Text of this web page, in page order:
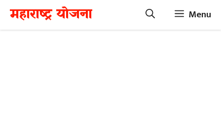
Skip
content
महाराष्ट्र योजना Menu